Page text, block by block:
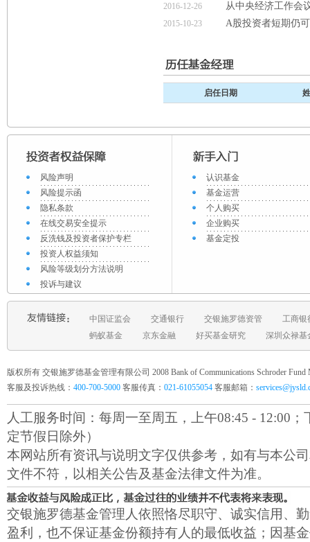
2016-12-26 从中央经济工作会
2015-10-23 A股投资者短期仍
启任日期
风险声明
风险提示函
隐私条款
在线交易安全提示
反洗钱及投资者保护专栏
投资人权益须知
风险等级划分方法说明
投诉与建议
认识基金
基金运营
个人购买
企业购买
基金定投
中国证监会 交通银行 交银施罗德资管
工商银
蚂蚁基金
京东金融 好买基金研究 深圳众禄基
版权所有 交银施罗德基金管理有限公司 2008 Bank of Communications Schroder Fund
客服及投诉热线： 400-700-5000 客服传真： 021-61055054 客服邮箱：
人工服务时间：每周一至周五，上午08:45 - 12:00；
定节假日除外）
本网站所有资讯与说明文字仅供参考，如有与本公
文件不符，以相关公告及基金法律文件为准。
交银施罗德基金管理人依照恪尽职守、诚实信用、
盈利，也不保证基金份额持有人的最低收益；因基